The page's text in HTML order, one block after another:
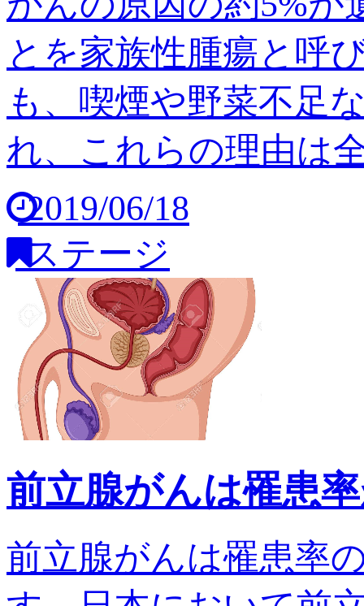
とを家族性腫瘍と呼
も、喫煙や野菜不足
れ、これらの理由は
2019/06/18
ステージ
前立腺がんは罹患
前立腺がんは罹患率